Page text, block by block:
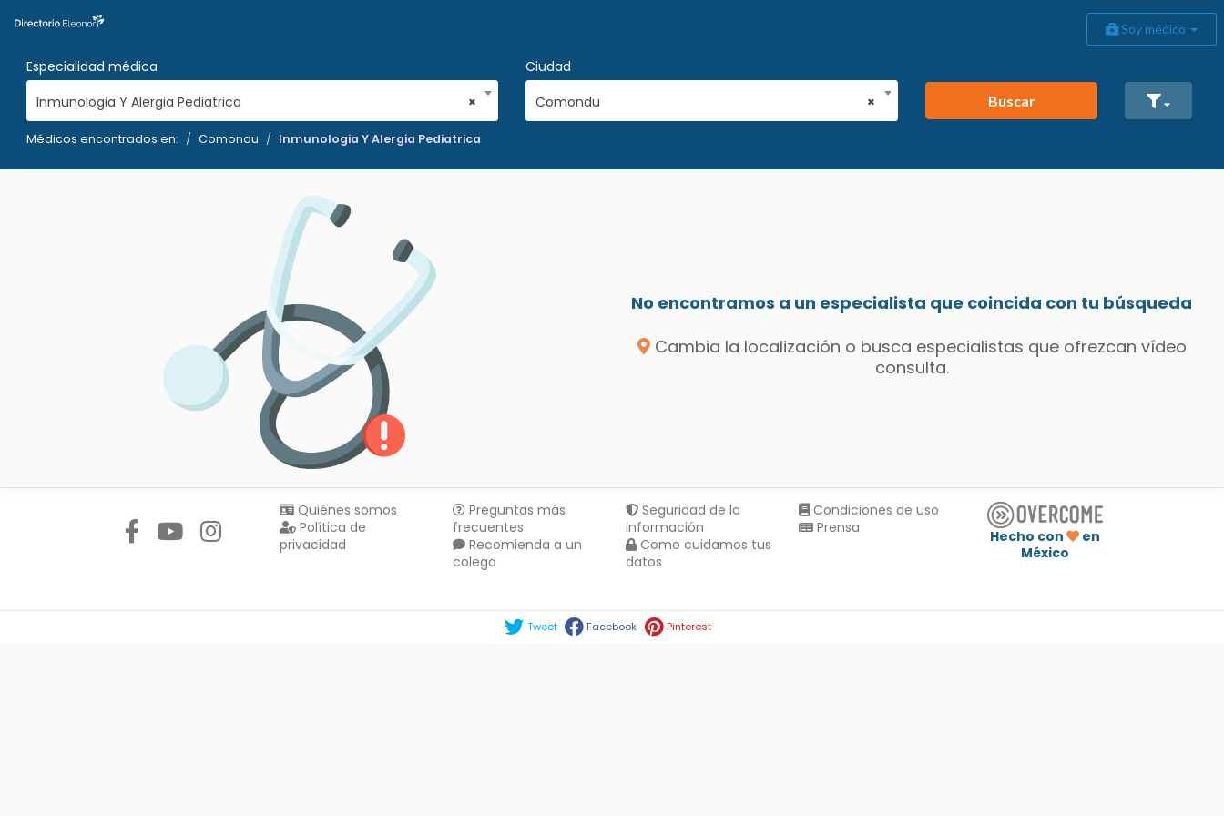
Soy médico
Especialidad médica
×
Inmunologia Y Alergia Pediatrica
Ciudad
×
Comondu Buscar
Médicos encontrados en: Comondu Inmunologia Y Alergia Pediatrica
No encontramos a un especialista que coincida con tu búsqueda
Cambia la localización o busca especialistas que ofrezcan vídeo
consulta.
Quiénes somos
Política de
privacidad
Preguntas más
frecuentes
Recomienda a un
colega
Seguridad de la
información
Como cuidamos tus
datos
Condiciones de uso
Prensa
Hecho con
en
México
Tweet Facebook Pinterest